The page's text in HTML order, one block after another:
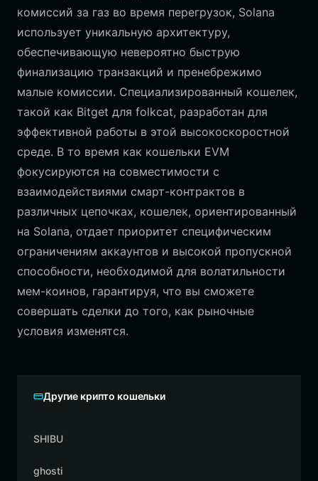
комиссий за газ во время перегрузок, Solana
использует уникальную архитектуру,
обеспечивающую невероятно быструю
финализацию транзакций и пренебрежимо
малые комиссии. Специализированный кошелек,
такой как Bitget для folkcat, разработан для
эффективной работы в этой высокоскоростной
среде. В то время как кошельки EVM
фокусируются на совместимости с
взаимодействиями смарт-контрактов в
различных цепочках, кошелек, ориентированный
на Solana, отдает приоритет специфическим
ограничениям аккаунтов и высокой пропускной
способности, необходимой для волатильности
мем-коинов, гарантируя, что вы сможете
совершать сделки до того, как рыночные
условия изменятся.
Другие крипто кошельки
SHIBU
ghosti